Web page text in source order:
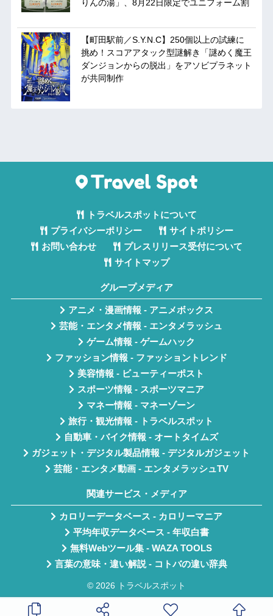
りんの湯」、8月22日限定でユニフォーム割
【町田駅前／S.Y.N.C】250個以上の試練に
挑め！スコアアタック型謎解き「謎めく魔王
ダンジョンからの脱出」をアソビプラネット
が共同制作
トラベルスポットについて
プライバシーポリシー
サイトポリシー
お問い合わせ
プレスリリース受付について
サイトマップ
グループメディア
アニメ・漫画情報 - アニメボックス
芸能・エンタメ情報 - エンタメラッシュ
ゲーム情報 - ゲームハック
ファッション情報 - ファッショントレンド
美容情報 - ビューティーポスト
スポーツ情報 - スポーツマニア
マネー情報 - マネーゾーン
旅行・観光情報 - トラベルスポット
自動車・バイク情報 - オートタイムズ
ガジェット・デジタル製品情報 - デジタルガジェット
芸能・エンタメ動画 - エンタメラッシュTV
関連サービス・メディア
カロリーデータベース - カロリーマニア
平均年収データベース - 年収白書
無料Webツール集 - WAZA TOOLS
言葉の意味・違い解説 - コトバの違い辞典
© 2026 トラベルスポット